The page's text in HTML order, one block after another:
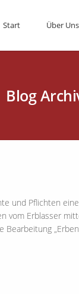
Start Über Uns
Blog
und Pflichten
vom Erblasser